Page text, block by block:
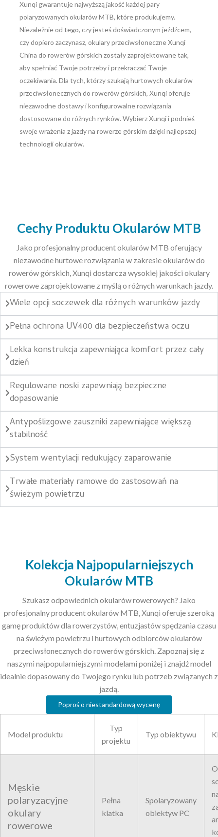
Xunqi gwarantuje najwyższą jakość każdej pary
polaryzowanych okularów MTB, które produkujemy.
Niezależnie od tego, czy jesteś doświadczonym jeźdźcem,
czy dopiero zaczynasz, okulary przeciwsłoneczne Xunqi
China do rowerów górskich zostały zaprojektowane tak,
aby spełniać Twoje potrzeby i przekraczać Twoje
oczekiwania. Dla tych, którzy szukają hurtowych okularów
przeciwsłonecznych do rowerów górskich, Xunqi oferuje
niezawodne dostawy i konfigurowalne rozwiązania
dostosowane do różnych rynków. Wybierz Xunqi i podnieś
swoje wrażenia z jazdy na rowerze górskim dzięki najlepszej
technologii okularów.
Cechy Produktu Okularów MTB
Jako profesjonalny producent okularów MTB oferujący
niezawodne hurtowe rozwiązania w zakresie okularów do
rowerów górskich, Xunqi dostarcza wysokiej jakości okulary
rowerowe zaprojektowane z myślą o różnych warunkach jazdy.
Wiele opcji soczewek dla różnych warunków jazdy
Pełna ochrona UV400 dla bezpieczeństwa oczu
Lekka konstrukcja zapewniająca komfort przez cały
dzień
Regulowane noski zapewniają bezpieczne
dopasowanie
Antypoślizgowe zauszniki zapewniające większą
stabilność
System wentylacji redukujący zaparowanie
Trwałe materiały ramowe do zastosowań na
świeżym powietrzu
Kolekcja Najpopularniejszych
Okularów MTB
Szukasz odpowiednich okularów rowerowych? Jako
profesjonalny producent okularów MTB, Xunqi oferuje szeroką
gamę produktów dla rowerzystów, entuzjastów spędzania czasu
na świeżym powietrzu i hurtowych odbiorców okularów
przeciwsłonecznych do rowerów górskich. Zapoznaj się z
naszymi najpopularniejszymi modelami poniżej i znajdź model
idealnie dopasowany do Twojego rynku lub potrzeb związanych z
jazdą.
Poproś o niestandardową wycenę
Model produktu
Typ
projektu
Typ obiektywu
Męskie
polaryzacyjne
okulary
rowerowe
Pełna
klatka
Spolaryzowany
obiektyw PC